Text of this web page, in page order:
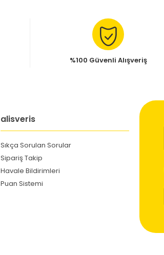
%100 Güvenli Alışveriş
alisveris
Sıkça Sorulan Sorular
Sipariş Takip
Havale Bildirimleri
Puan Sistemi